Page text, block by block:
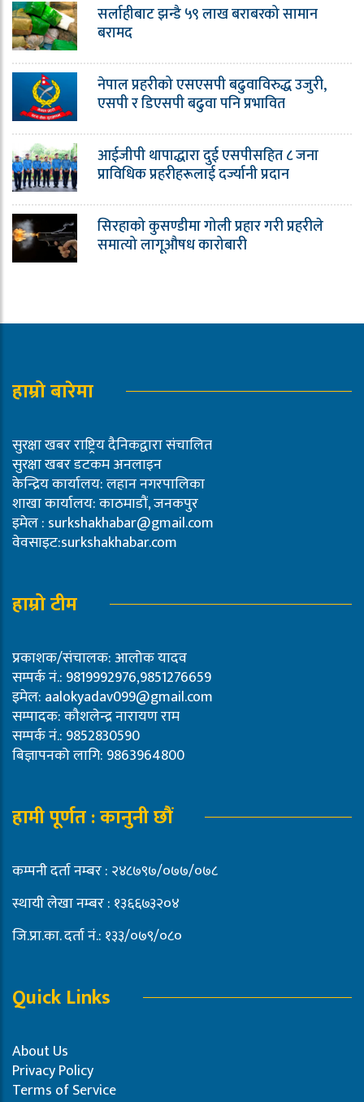
सर्लाहीबाट झन्डै ५९ लाख बराबरको सामान
बरामद
नेपाल प्रहरीको एसएसपी बढुवाविरुद्ध उजुरी,
एसपी र डिएसपी बढुवा पनि प्रभावित
आईजीपी थापाद्धारा दुई एसपीसहित ८ जना
प्राविधिक प्रहरीहरूलाई दर्ज्यानी प्रदान
सिरहाको कुसण्डीमा गोली प्रहार गरी प्रहरीले
समात्यो लागूऔषध कारोबारी
हाम्रो बारेमा
सुरक्षा खबर राष्ट्रिय दैनिकद्वारा संचालित
सुरक्षा खबर डटकम अनलाइन
केन्द्रिय कार्यालय: लहान नगरपालिका
शाखा कार्यालय: काठमाडौं, जनकपुर
इमेल : surkshakhabar@gmail.com
वेवसाइट:surkshakhabar.com
हाम्रो टीम
प्रकाशक/संचालक: आलोक यादव
सम्पर्क नं.: 9819992976,9851276659
इमेल: aalokyadav099@gmail.com
सम्पादक: कौशलेन्द्र नारायण राम
सम्पर्क नं.: 9852830590
बिज्ञापनको लागि: 9863964800
हामी पूर्णत : कानुनी छौं
कम्पनी दर्ता नम्बर : २४८७९७/०७७/०७८
स्थायी लेखा नम्बर : १३६६७३२०४
जि.प्रा.का. दर्ता नं.: १३३/०७९/०८०
Quick Links
About Us
Privacy Policy
Terms of Service